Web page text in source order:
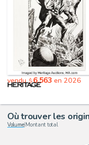
vendu$6,563 en 2026
Où trouver les
Volume| Montant total